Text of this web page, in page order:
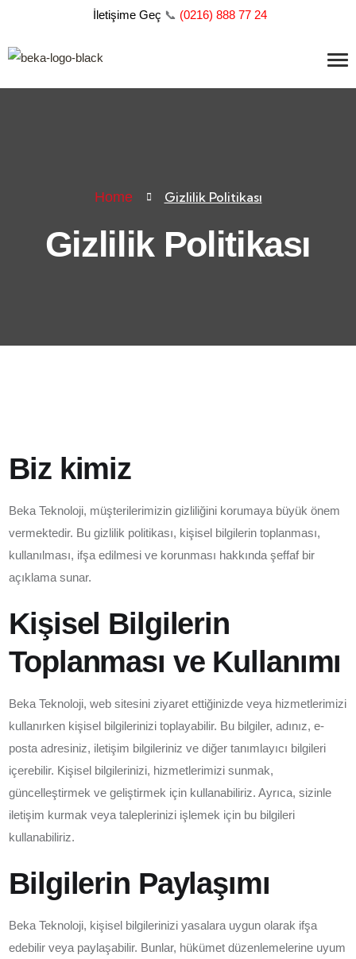
İletişime Geç 📞 (0216) 888 77 24
Home Gizlilik Politikası
Gizlilik Politikası
Biz kimiz
Beka Teknoloji, müşterilerimizin gizliliğini korumaya büyük önem
vermektedir. Bu gizlilik politikası, kişisel bilgilerin toplanması,
kullanılması, ifşa edilmesi ve korunması hakkında şeffaf bir
açıklama sunar.
Kişisel Bilgilerin
Toplanması ve Kullanımı
Beka Teknoloji, web sitesini ziyaret ettiğinizde veya hizmetlerimizi
kullanırken kişisel bilgilerinizi toplayabilir. Bu bilgiler, adınız, e-
posta adresiniz, iletişim bilgileriniz ve diğer tanımlayıcı bilgileri
içerebilir. Kişisel bilgilerinizi, hizmetlerimizi sunmak,
güncelleştirmek ve geliştirmek için kullanabiliriz. Ayrıca, sizinle
iletişim kurmak veya taleplerinizi işlemek için bu bilgileri
kullanabiliriz.
Bilgilerin Paylaşımı
Beka Teknoloji, kişisel bilgilerinizi yasalara uygun olarak ifşa
edebilir veya paylaşabilir. Bunlar, hükümet düzenlemelerine uyum